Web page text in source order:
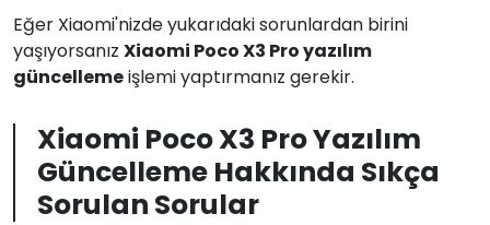
Eğer Xiaomi'nizde yukarıdaki sorunlardan birini
yaşıyorsanız Xiaomi Poco X3 Pro yazılım
güncellemeişlemi yaptırmanız gerekir.
Xiaomi Poco X3 Pro Yazılım
Güncelleme Hakkında Sıkça
Sorulan Sorular